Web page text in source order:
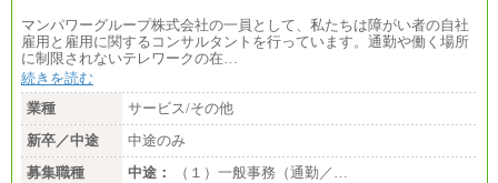
マンパワーグループ株式会社の一員として、私たちは障がい者の自社
雇用と雇用に関するコンサルタントを行っています。通勤や働く場所
に制限されないテレワークの在…
続きを読む
業種
サービス/その他
新卒／中途
中途のみ
募集職種
中途：
（１）一般事務（通勤／…